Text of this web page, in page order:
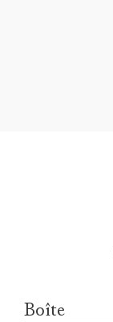
Boîte